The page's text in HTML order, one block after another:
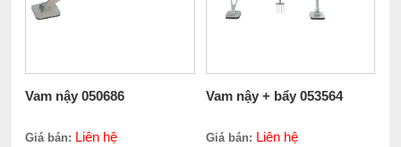
Vam nậy 050686
Giá bán: Liên hệ
Vam nậy + bẩy 053564
Giá bán: Liên hệ